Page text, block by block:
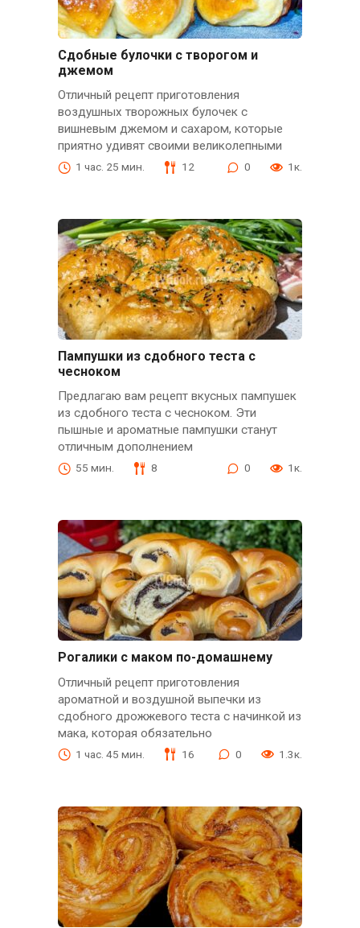
Сдобные булочки с творогом и
джемом
Отличный рецепт приготовления
воздушных творожных булочек с
вишневым джемом и сахаром, которые
приятно удивят своими великолепными
1 час. 25 мин. 12 0 1к.
Пампушки из сдобного теста с
чесноком
Предлагаю вам рецепт вкусных пампушек
из сдобного теста с чесноком. Эти
пышные и ароматные пампушки станут
отличным дополнением
55 мин. 8 0 1к.
Рогалики с маком по-домашнему
Отличный рецепт приготовления
ароматной и воздушной выпечки из
сдобного дрожжевого теста с начинкой из
мака, которая обязательно
1 час. 45 мин. 16 0 1.3к.